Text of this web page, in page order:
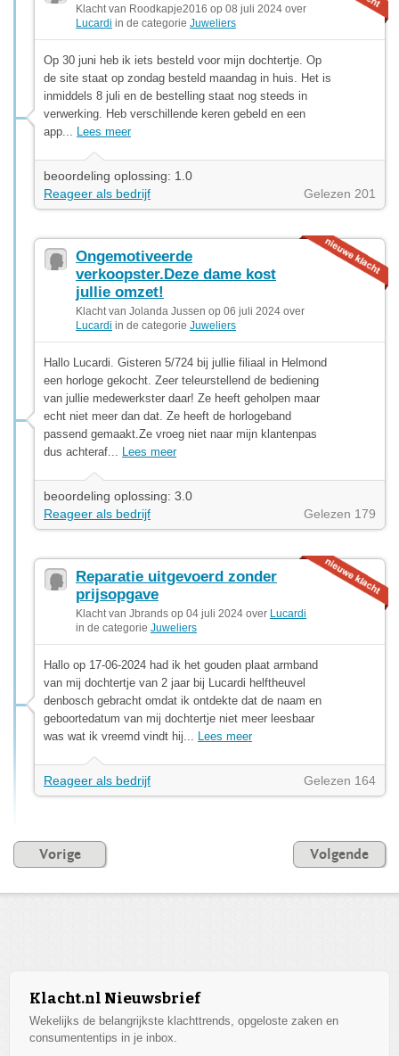
Klacht van Roodkapje2016 op 08 juli 2024 over
Lucardi in de categorie Juweliers
Op 30 juni heb ik iets besteld voor mijn dochtertje. Op
de site staat op zondag besteld maandag in huis. Het is
inmiddels 8 juli en de bestelling staat nog steeds in
verwerking. Heb verschillende keren gebeld en een
app... Lees meer
beoordeling oplossing: 1.0
Reageer als bedrijf
Gelezen 201
Ongemotiveerde
verkoopster.Deze dame kost
jullie omzet!
Klacht van Jolanda Jussen op 06 juli 2024 over
Lucardi in de categorie Juweliers
Hallo Lucardi. Gisteren 5/724 bij jullie filiaal in Helmond
een horloge gekocht. Zeer teleurstellend de bediening
van jullie medewerkster daar! Ze heeft geholpen maar
echt niet meer dan dat. Ze heeft de horlogeband
passend gemaakt.Ze vroeg niet naar mijn klantenpas
dus achteraf... Lees meer
beoordeling oplossing: 3.0
Reageer als bedrijf
Gelezen 179
Reparatie uitgevoerd zonder
prijsopgave
Klacht van Jbrands op 04 juli 2024 over Lucardi
in de categorie Juweliers
Hallo op 17-06-2024 had ik het gouden plaat armband
van mij dochtertje van 2 jaar bij Lucardi helftheuvel
denbosch gebracht omdat ik ontdekte dat de naam en
geboortedatum van mij dochtertje niet meer leesbaar
was wat ik vreemd vindt hij... Lees meer
Reageer als bedrijf Gelezen 164
Vorige Volgende
Klacht.nl Nieuwsbrief
Wekelijks de belangrijkste klachttrends, opgeloste zaken en
consumententips in je inbox.